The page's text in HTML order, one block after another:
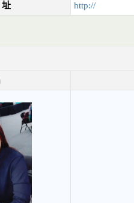
http://